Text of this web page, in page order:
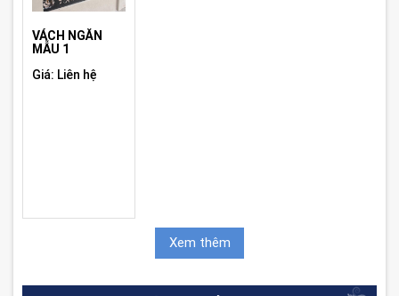
VÁCH NGĂN
MẪU 1
Giá: Liên hệ
Xem thêm